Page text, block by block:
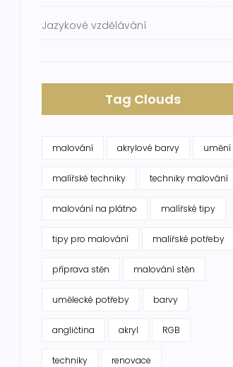
Jazykové vzdělávání
Tag Clouds
malování akrylové barvy umění
malířské techniky techniky malování
malování na plátno malířské tipy
tipy pro malování malířské potřeby
příprava stěn malování stěn
umělecké potřeby barvy
angličtina akryl RGB
techniky renovace